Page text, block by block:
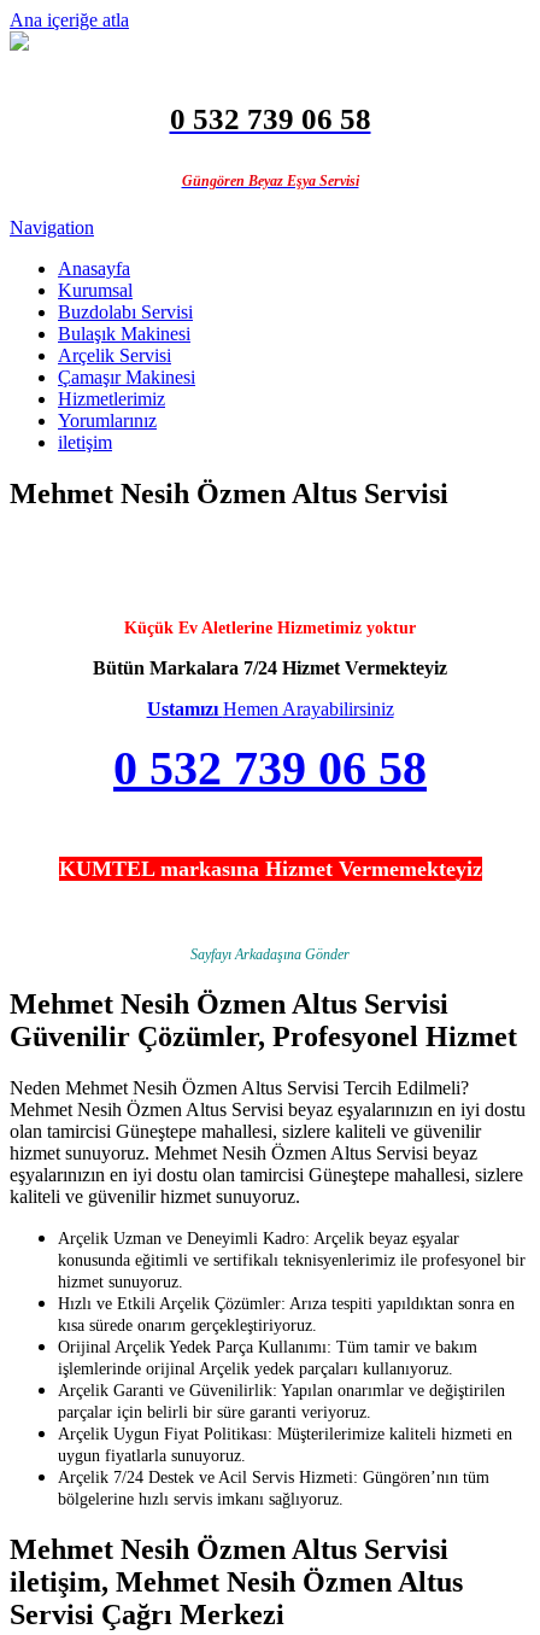
Ana içeriğe atla
0 532 739 06 58
Güngören Beyaz Eşya Servisi
Navigation
Anasayfa
Kurumsal
Buzdolabı Servisi
Bulaşık Makinesi
Arçelik Servisi
Çamaşır Makinesi
Hizmetlerimiz
Yorumlarınız
iletişim
Mehmet Nesih Özmen Altus Servisi
Küçük Ev Aletlerine Hizmetimiz yoktur
Bütün Markalara 7/24 Hizmet Vermekteyiz
Ustamızı Hemen Arayabilirsiniz
0 532 739 06 58
KUMTEL markasına Hizmet Vermemekteyiz
Sayfayı Arkadaşına Gönder
Mehmet Nesih Özmen Altus Servisi
Güvenilir Çözümler, Profesyonel Hizmet
Neden Mehmet Nesih Özmen Altus Servisi Tercih Edilmeli?
Mehmet Nesih Özmen Altus Servisi beyaz eşyalarınızın en iyi dostu
olan tamircisi Güneştepe mahallesi, sizlere kaliteli ve güvenilir
hizmet sunuyoruz. Mehmet Nesih Özmen Altus Servisi beyaz
eşyalarınızın en iyi dostu olan tamircisi Güneştepe mahallesi, sizlere
kaliteli ve güvenilir hizmet sunuyoruz.
Arçelik Uzman ve Deneyimli Kadro: Arçelik beyaz eşyalar
konusunda eğitimli ve sertifikalı teknisyenlerimiz ile profesyonel bir
hizmet sunuyoruz.
Hızlı ve Etkili Arçelik Çözümler: Arıza tespiti yapıldıktan sonra en
kısa sürede onarım gerçekleştiriyoruz.
Orijinal Arçelik Yedek Parça Kullanımı: Tüm tamir ve bakım
işlemlerinde orijinal Arçelik yedek parçaları kullanıyoruz.
Arçelik Garanti ve Güvenilirlik: Yapılan onarımlar ve değiştirilen
parçalar için belirli bir süre garanti veriyoruz.
Arçelik Uygun Fiyat Politikası: Müşterilerimize kaliteli hizmeti en
uygun fiyatlarla sunuyoruz.
Arçelik 7/24 Destek ve Acil Servis Hizmeti: Güngören’nın tüm
bölgelerine hızlı servis imkanı sağlıyoruz.
Mehmet Nesih Özmen Altus Servisi
iletişim, Mehmet Nesih Özmen Altus
Servisi Çağrı Merkezi